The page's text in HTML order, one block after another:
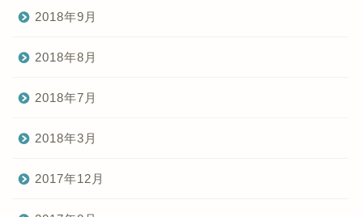
2018年9月
2018年8月
2018年7月
2018年3月
2017年12月